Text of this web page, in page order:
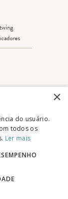
S.A
S.A
Torre A
×
do usuário.
todos os
Ler mais